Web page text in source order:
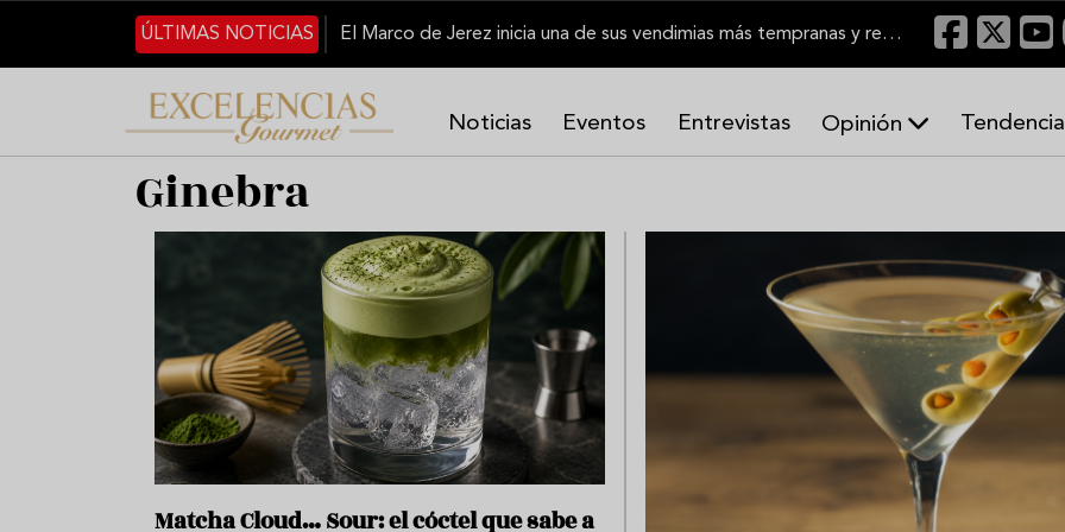
Pasar al contenido principal
ÚLTIMAS NOTICIAS
El Marco de Jerez inicia una de sus vendimias más tempranas y recupera producción
Noticias Eventos Entrevistas Opinión
n
í
a
s
Ginebra
Matcha Cloud… Sour: el cóctel que sabe a